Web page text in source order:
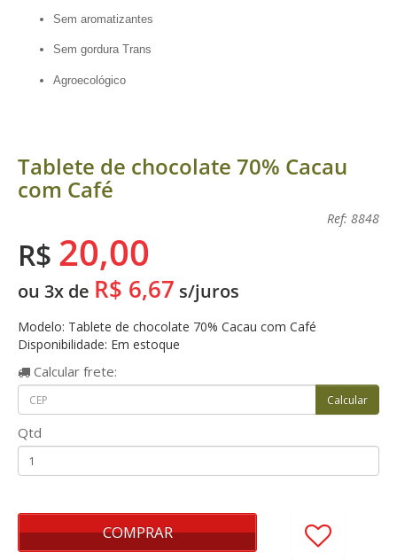
Sem aromatizantes
Sem gordura Trans
Agroecológico
Tablete de chocolate 70% Cacau
com Café
Ref: 8848
R$ 20,00
ou 3x de R$ 6,67 s/juros
Modelo: Tablete de chocolate 70% Cacau com Café
Disponibilidade: Em estoque
Calcular frete:
Qtd
COMPRAR